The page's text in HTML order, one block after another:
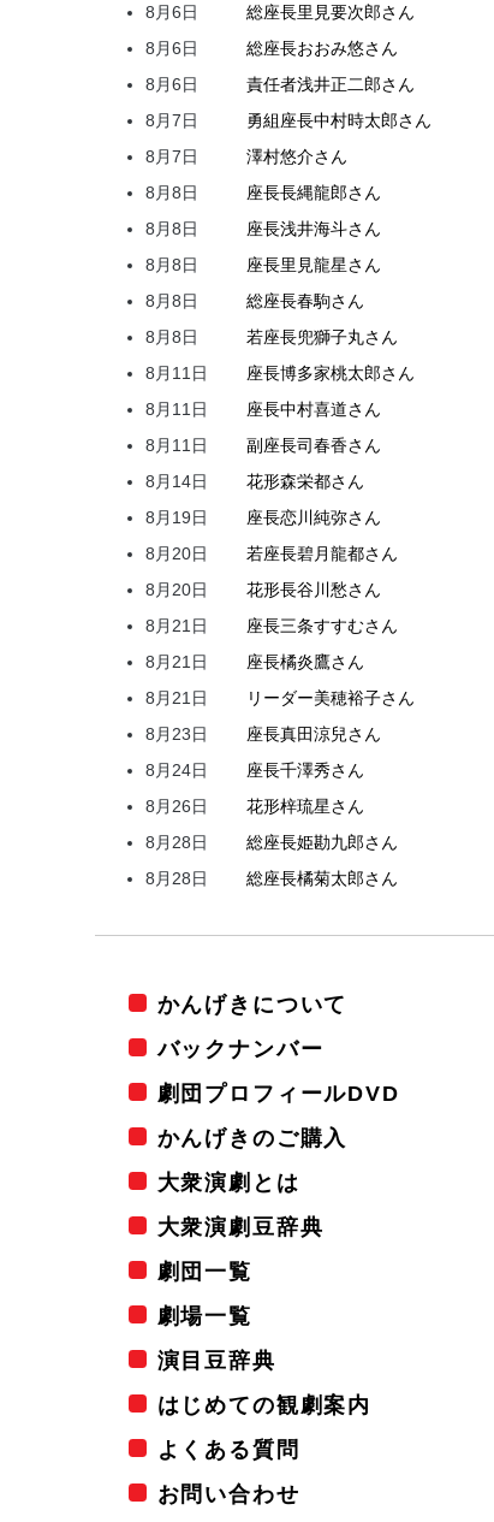
8月6日
総座長里見要次郎さん
8月6日
総座長おおみ悠さん
8月6日
責任者浅井正二郎さん
8月7日
勇組座長中村時太郎さん
8月7日
澤村悠介さん
8月8日
座長長縄龍郎さん
8月8日
座長浅井海斗さん
8月8日
座長里見龍星さん
8月8日
総座長春駒さん
8月8日
若座長兜獅子丸さん
8月11日
座長博多家桃太郎さん
8月11日
座長中村喜道さん
8月11日
副座長司春香さん
8月14日
花形森栄都さん
8月19日
座長恋川 純弥さん
8月20日
若座長碧月龍都さん
8月20日
花形長谷川 愁さん
8月21日
座長三条すすむさん
8月21日
座長橘炎鷹さん
8月21日
リーダー美穂裕子さん
8月23日
座長真田涼兒さん
8月24日
座長千澤秀さん
8月26日
花形梓琉星さん
8月28日
総座長姫勘九郎さん
8月28日
総座長橘菊太郎さん
かんげきについて
バックナンバー
劇団プロフィールDVD
かんげきのご購入
大衆演劇とは
大衆演劇豆辞典
劇団一覧
劇場一覧
演目豆辞典
はじめての観劇案内
よくある質問
お問い合わせ